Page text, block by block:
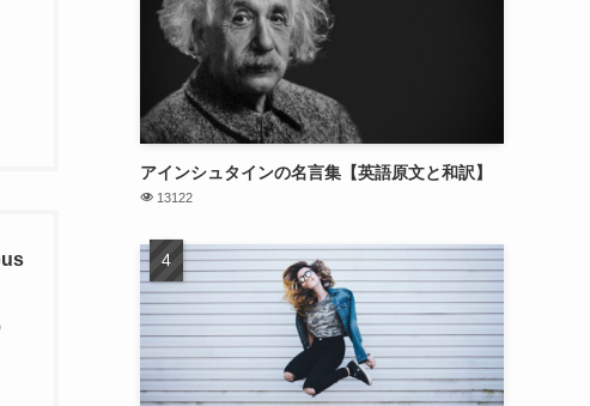
アインシュタインの名言集【英語原文と和訳】
13122